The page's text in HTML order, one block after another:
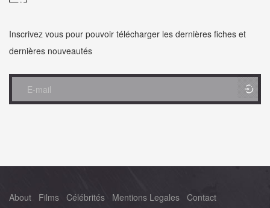
Inscrivez vous pour pouvoir télécharger les dernières fiches et
dernières nouveautés
About Films Célébrités Mentions Legales Contact